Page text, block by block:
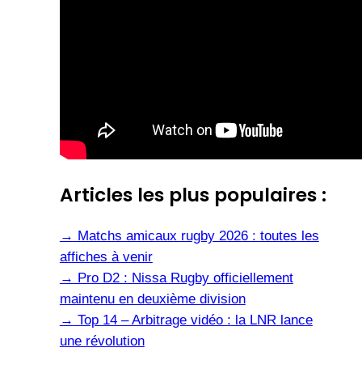
Articles les plus populaires :
→ Matchs amicaux rugby 2026 : toutes les
affiches à venir
→ Pro D2 : Nissa Rugby officiellement
maintenu en deuxième division
→ Top 14 – Arbitrage vidéo : la LNR lance
une révolution